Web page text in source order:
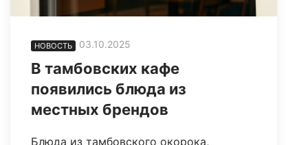
НОВОСТЬ 03.10.2025
В тамбовских кафе
появились блюда из
местных брендов
Блюда из тамбовского окорока,